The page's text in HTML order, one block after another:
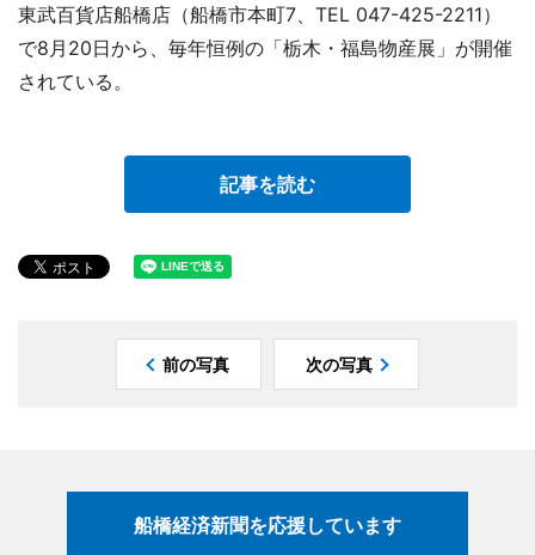
東武百貨店船橋店（船橋市本町7、TEL 047-425-2211）
で8月20日から、毎年恒例の「栃木・福島物産展」が開催
されている。
記事を読む
前の写真 次の写真
船橋経済新聞を応援しています